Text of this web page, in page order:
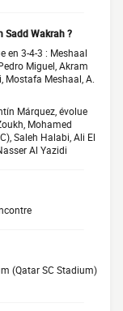
Sadd Wakrah ?
en 3-4-3 : Meshaal
Miguel, Akram
Mostafa Meshaal, A.
Márquez, évolue
Mohamed
Saleh Halabi, Ali El
Al Yazidi
(Qatar SC Stadium)